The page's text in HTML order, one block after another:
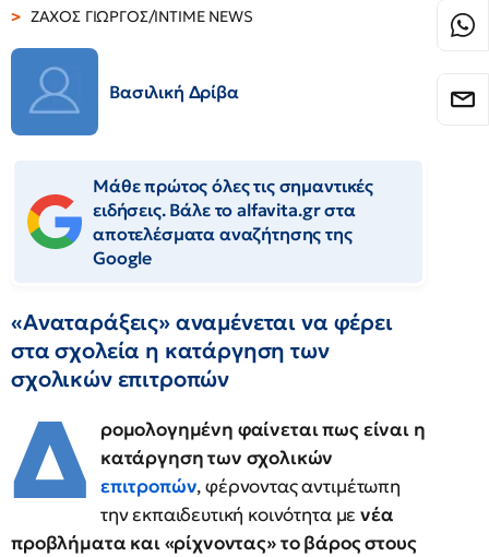
ΖΑΧΟΣ ΓΙΩΡΓΟΣ/INTIME NEWS
Βασιλική Δρίβα
Μάθε πρώτος όλες τις σημαντικές
ειδήσεις. Βάλε το alfavita.gr στα
αποτελέσματα αναζήτησης της
Google
«Αναταράξεις» αναμένεται να φέρει
στα σχολεία η κατάργηση των
σχολικών επιτροπών
Δ
ρομολογημένη φαίνεται πως είναι η
κατάργηση των σχολικών
επιτροπών, φέρνοντας αντιμέτωπη
την εκπαιδευτική κοινότητα μενέα
προβλήματα και «ρίχνοντας» το βάρος στους